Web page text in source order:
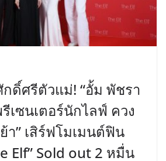
ดิ์ศรีตัวแม่! “อั้ม พัชรา
เซนเตอร์นักไลฟ์ ควง
า” เสิร์ฟโมเมนต์ฟิน
Elf” Sold out 2 หมื่น